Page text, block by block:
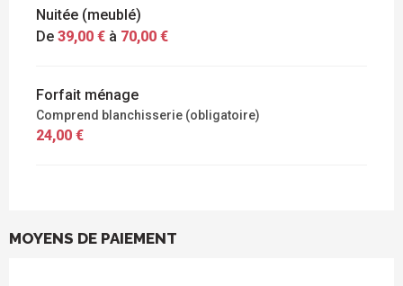
Nuitée (meublé)
De 39,00 € à 70,00 €
Forfait ménage
Comprend blanchisserie (obligatoire)
24,00 €
MOYENS DE PAIEMENT